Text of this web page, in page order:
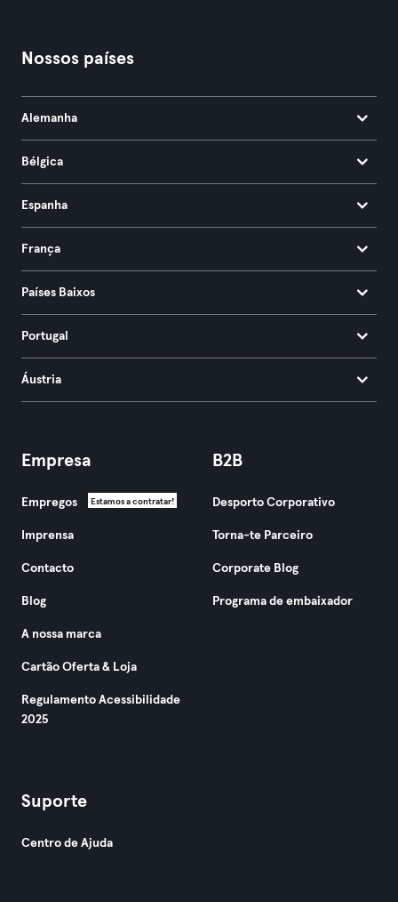
Nossos países
Alemanha
Bélgica
Espanha
França
Países Baixos
Portugal
Áustria
Empresa
Empregos Estamos a contratar!
Imprensa
Contacto
Blog
A nossa marca
Cartão Oferta & Loja
Regulamento Acessibilidade
2025
B2B
Desporto Corporativo
Torna-te Parceiro
Corporate Blog
Programa de embaixador
Suporte
Centro de Ajuda